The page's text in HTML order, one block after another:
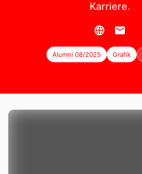
Karriere.
Alumni 08/2025 Grafik